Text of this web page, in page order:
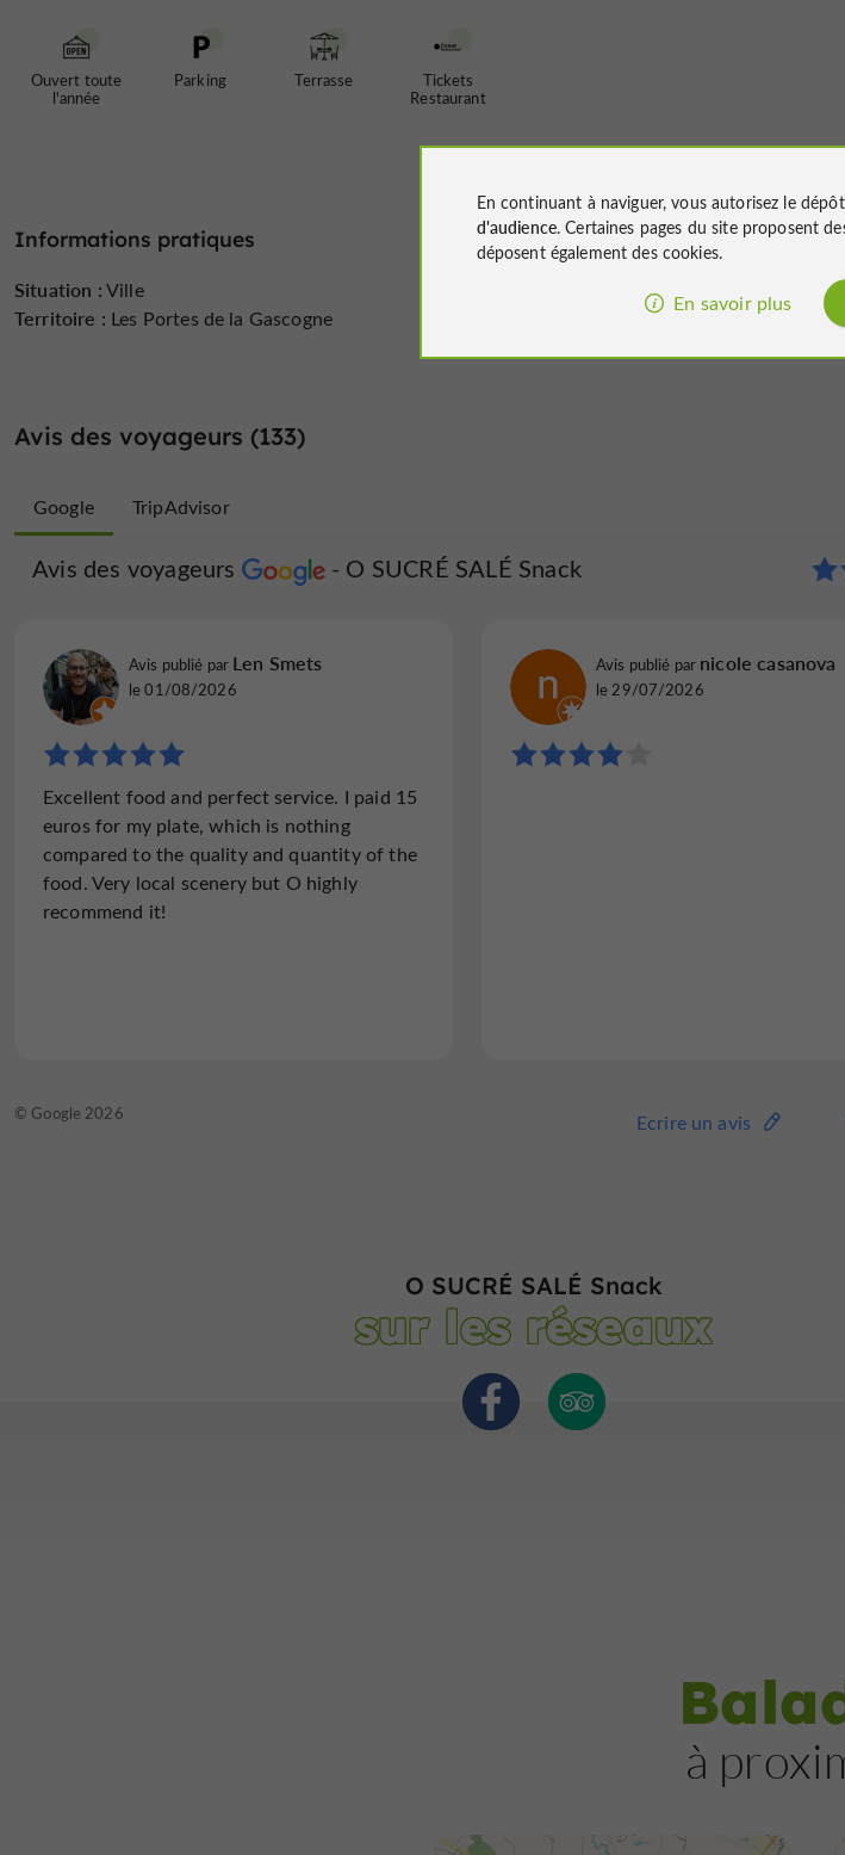
Ouvert toute
l'année
Parking Terrasse
Tickets
Restaurant
Informations pratiques
Situation :Ville
Territoire : Les Portes de la Gascogne
Avis des voyageurs (133)
Google
Avis des voyageurs O SUCRÉ SALÉ Snack
Avis publié par Len Smets
le 01/08/2026
Excellent food and perfect service. I paid 15
euros for my plate, which is nothing
compared to the quality and quantity of the
food. Very local scenery but O highly
recommend it!
Avis publié par nicole casanova
le 29/07/2026
Ecrire un avis
© Google 2026
TripAdvisor
Avis des voyageurs O SUCRÉ SALÉ Snack
Avis publié parPONET26
Paris, France, le 23/07/2026
"Un bon moment"
Bon accueil. Service rapide. Bon rapport
qualité prix.
Avis publié parTimo T
le 17/12/2024
"0 pointé"
Ecrire un avis
© TripAdvisor 2026
O SUCRÉ SALÉ Snack
sur les réseaux
à
En continuant à naviguer, vous autorisez le
d'audience. Certaines pages du site proposent
déposent également des cookies.
En savoir plus